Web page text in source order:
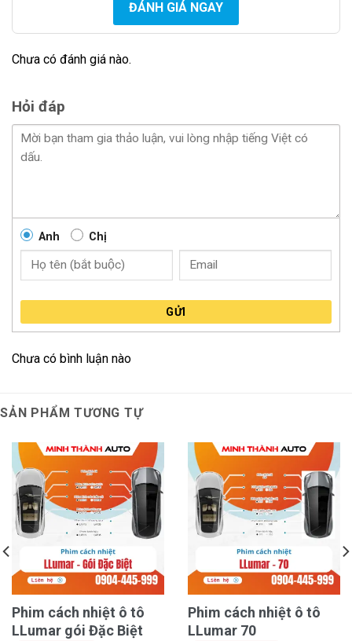
Bảng giá Phim cách nhiệt ô tô LLumar gói Cao Cấp cho
ĐÁNH GIÁ NGAY
Chưa có đánh giá nào.
Hỏi đáp
Anh Chị
GỬI
Chưa có bình luận nào
SẢN PHẨM TƯƠNG TỰ
Phim cách nhiệt ô tô
LLumar gói Đặc Biệt
Phim cách nhiệt ô tô
LLumar 70